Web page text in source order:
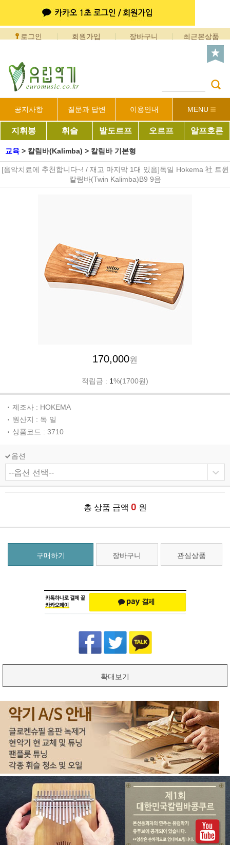
로그인 회원가입 장바구니 최근본상품
공지사항 질문과 답변 이용안내 MENU
지휘봉 휘슬 발도르프 오르프 알프호른
교육 > 칼림바(Kalimba) > 칼림바 기본형
[음악치료에 추천합니다~! / 재고 마지막 1대 있음]독일 Hokema 社 트윈
칼림바(Twin Kalimba)B9 9음
170,000원
적립금 : 1%(1700원)
제조사 : HOKEMA
원산지 : 독 일
상품코드 : 3710
옵션
총 상품 금액 0 원
구매하기 장바구니 관심상품
확대보기